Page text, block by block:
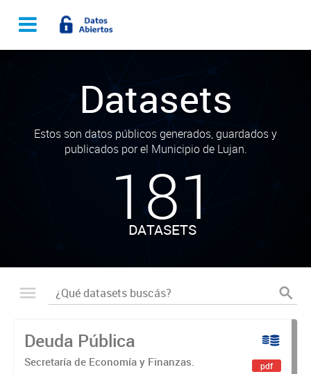
Datasets
Estos son datos públicos generados, guardados y
publicados por el Municipio de Lujan.
181
DATASETS
Deuda Pública
Secretaría de Economía y Finanzas.
pdf